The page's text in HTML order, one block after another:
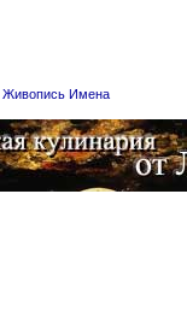
Живопись Имена